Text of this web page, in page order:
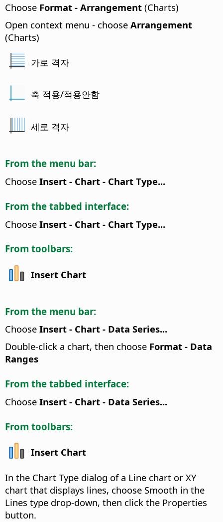
Choose Format - Arrangement (Charts)
Open context menu - choose Arrangement
(Charts)
가로 격자
축 적용/적용안함
세로 격자
From the menu bar:
Choose Insert - Chart - Chart Type...
From the tabbed interface:
Choose Insert - Chart - Chart Type...
From toolbars:
Insert Chart
From the menu bar:
Choose Insert - Chart - Data Series...
Double-click a chart, then choose Format - Data
Ranges
From the tabbed interface:
Choose Insert - Chart - Data Series...
From toolbars:
Insert Chart
In the Chart Type dialog of a Line chart or XY
chart that displays lines, choose Smooth in the
Lines type drop-down, then click the Properties
button.